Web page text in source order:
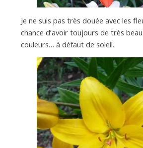
Je ne suis pas très douée avec les
chance d’avoir toujours de très
couleurs… à défaut de soleil.